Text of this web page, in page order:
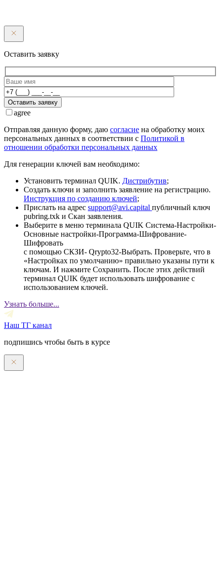
Оставить заявку
Оставить заявку
agree
Отправляя данную форму, даю согласие на обработку моих
персональных данных в соответствии с Политикой в
отношении обработки персональных данных
Для генерации ключей вам необходимо:
Установить терминал QUIK. Дистрибутив;
Создать ключи и заполнить заявление на регистрацию.
Инструкция по созданию ключей;
Прислать на адрес support@avi.capital публичный ключ
pubring.txk и Скан заявления.
Выберите в меню терминала QUIK Система-Настройки-
Основные настройки-Программа-Шифрование-
Шифровать
с помощью СКЗИ- Qrypto32-Выбрать. Проверьте, что в
«Настройках по умолчанию» правильно указаны пути к
ключам. И нажмите Сохранить. После этих действий
терминал QUIK будет использовать шифрование с
использованием ключей.
Узнать больше...
Наш ТГ канал
подпишись чтобы быть в курсе